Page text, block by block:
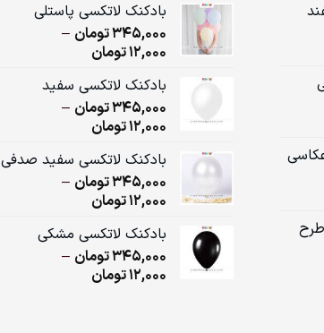
بادکنک لاتکسی پاستلی
345,000تومان –
12,000تومانPrice
12,000تومان
through
345,000تومان
بادکنک لاتکسی سفید
345,000تومان –
12,000تومانPrice
12,000تومان
through
345,000تومان
بادکنک لاتکسی سفید صدفی
345,000تومان –
12,000تومانPrice
12,000تومان
through
345,000تومان
بادکنک لاتکسی مشکی
345,000تومان –
12,000تومانPrice